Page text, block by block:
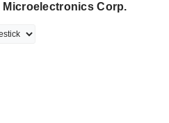
Microelectronics Corp.